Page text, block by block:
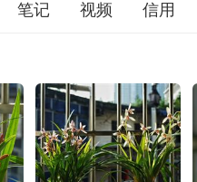
笔记 视频 信用